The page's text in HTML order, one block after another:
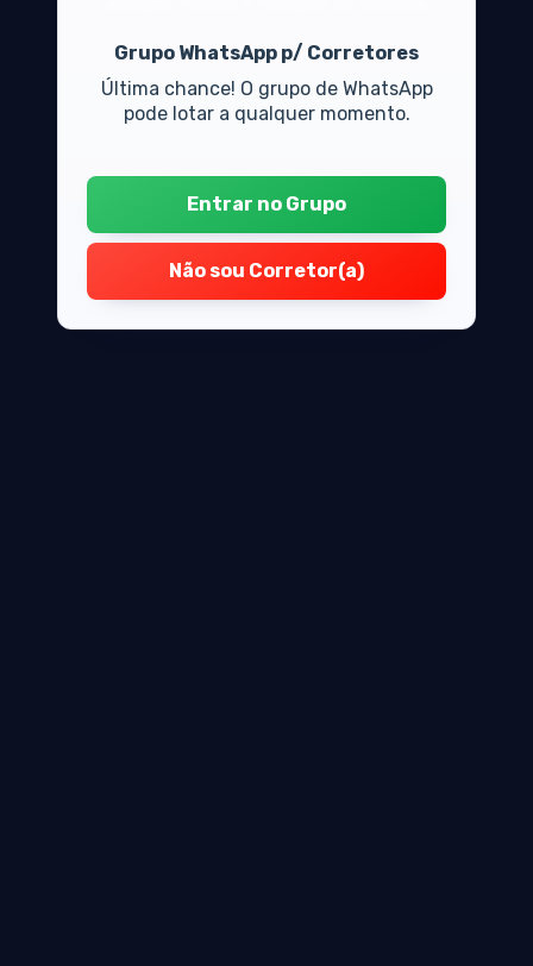
Grupo WhatsApp p/ Corretores
Última chance! O grupo de WhatsApp
pode lotar a qualquer momento.
Entrar no Grupo
Não sou Corretor(a)